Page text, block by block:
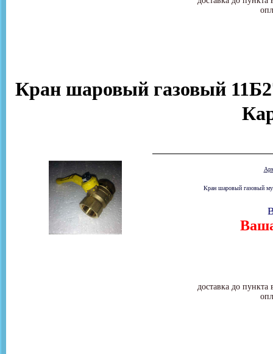
Кран шаровый газовый
Кран шаровый газовый
доставка до